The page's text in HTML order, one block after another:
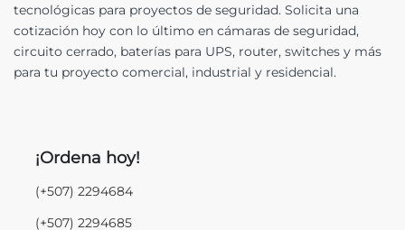
tecnológicas para proyectos de seguridad. Solicita una
cotización hoy con lo último en cámaras de seguridad,
circuito cerrado, baterías para UPS, router, switches y más
para tu proyecto comercial, industrial y residencial.
¡Ordena hoy!
(+507) 2294684
(+507) 2294685